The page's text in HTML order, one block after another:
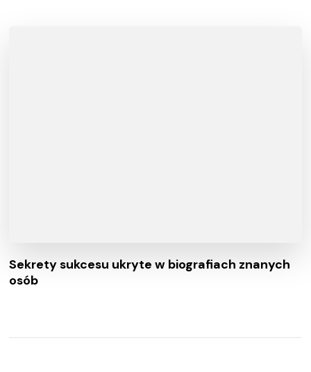
Sekrety sukcesu ukryte w biografiach znanych
osób